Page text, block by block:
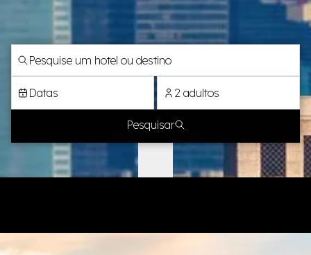
Datas 2 adultos
Pesquisar